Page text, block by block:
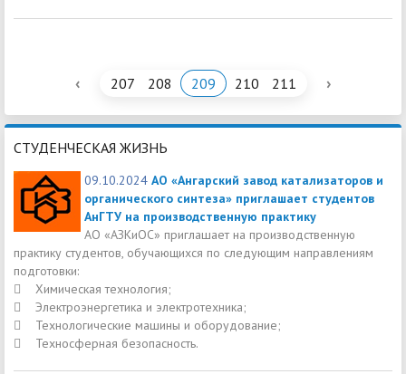
‹ 207 208 209 210 211 ›
СТУДЕНЧЕСКАЯ ЖИЗНЬ
09.10.2024 АО «Ангарский завод катализаторов и
органического синтеза» приглашает студентов
АнГТУ на производственную практику
АО «АЗКиОС» приглашает на производственную
практику студентов, обучающихся по следующим направлениям
подготовки:
 Химическая технология;
 Электроэнергетика и электротехника;
 Технологические машины и оборудование;
 Техносферная безопасность.